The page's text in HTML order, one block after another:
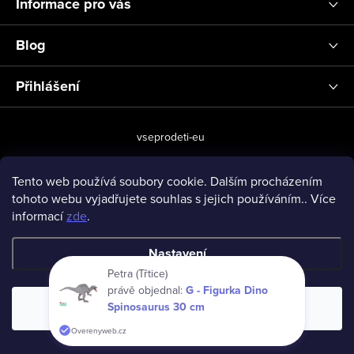
Tento web používá soubory cookie. Dalším procházením
tohoto webu vyjadřujete souhlas s jejich používáním.. Více
informacízde.
Nastavení
Souhlasím
Blog
Přihlášení
vseprodeti-eu
Copyright 2026www.vseprodeti.eu. Všechna práva vyhrazena.
Petra (Třtice)
právě objednal:G - Figurka Dino
Spinosaurus 30 cm
Overenyweb.cz